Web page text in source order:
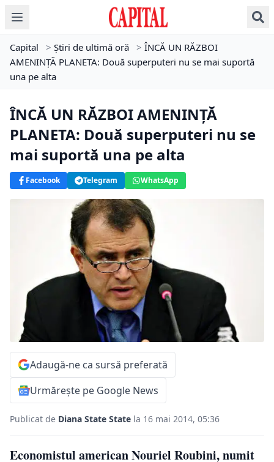
Capital > Știri de ultimă oră > ÎNCĂ UN RĂZBOI
AMENINȚĂ PLANETA: Două superputeri nu se mai suportă
una pe alta
ÎNCĂ UN RĂZBOI AMENINȚĂ
PLANETA: Două superputeri nu se
mai suportă una pe alta
Facebook Telegram WhatsApp
Adaugă-ne ca sursă preferată
Urmărește pe Google News
Publicat de Diana State State la 16 mai 2014, 05:36
Economistul american Nouriel Roubini, numit